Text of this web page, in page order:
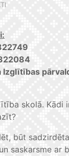
Izglītības
skolā. Kādi
būt
saskarsme ar